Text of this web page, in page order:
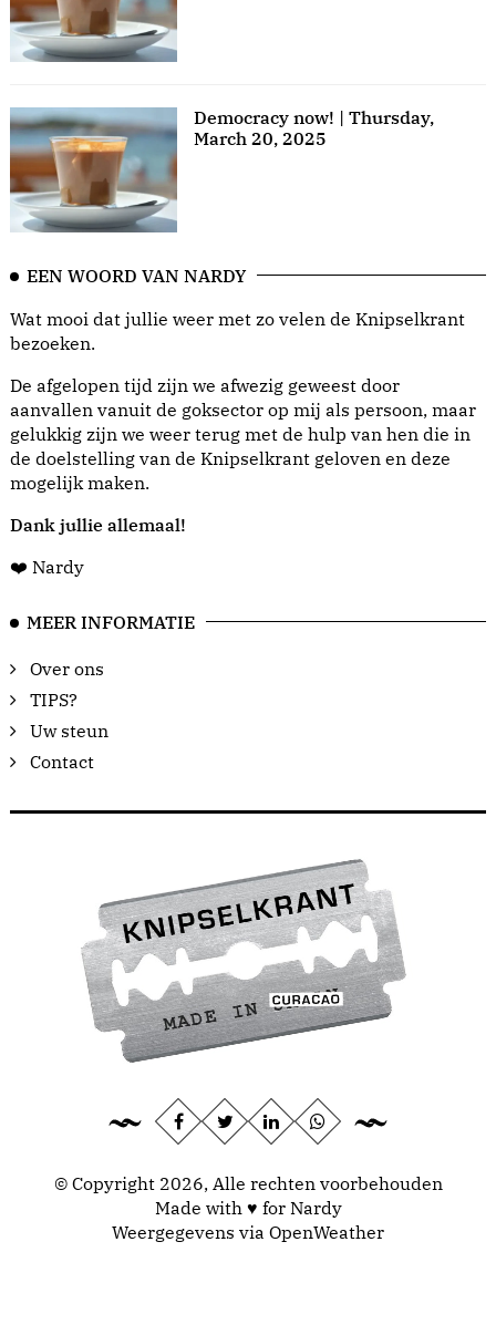
Democracy now! | Thursday,
March 20, 2025
EEN WOORD VAN NARDY
Wat mooi dat jullie weer met zo velen de Knipselkrant
bezoeken.
De afgelopen tijd zijn we afwezig geweest door
aanvallen vanuit de goksector op mij als persoon, maar
gelukkig zijn we weer terug met de hulp van hen die in
de doelstelling van de Knipselkrant geloven en deze
mogelijk maken.
Dank jullie allemaal!
❤️ Nardy
MEER INFORMATIE
Over ons
TIPS?
Uw steun
Contact
© Copyright 2026, Alle rechten voorbehouden
Made with ♥ for Nardy
Weergegevens via OpenWeather